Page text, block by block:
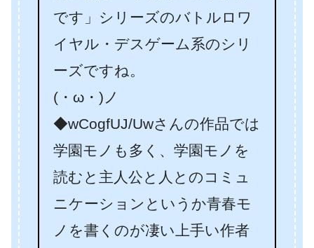
です」シリーズのバトルロワ
イヤル・デスゲーム系のシリ
ーズですね。
(・ω・)ノ
◆wCogfUJ/Uwさんの作品では
学園モノも多く、学園モノを
読むと主人公と人とのコミュ
ニケーションというか青春モ
ノを書くのが凄い上手い作者